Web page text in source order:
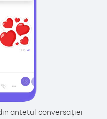
antetul conversației